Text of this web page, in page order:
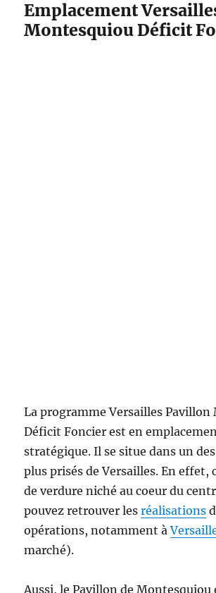
Emplacement
Montesquiou Déficit
La programme Versailles Pavillon
Déficit Foncier est en
stratégique. Il se situe dans un
plus prisés de Versailles. En effet,
de verdure niché au coeur du
pouvez retrouver lesréalisations
opérations, notamment à
marché).
Aussi, le Pavillon de Montesquiou